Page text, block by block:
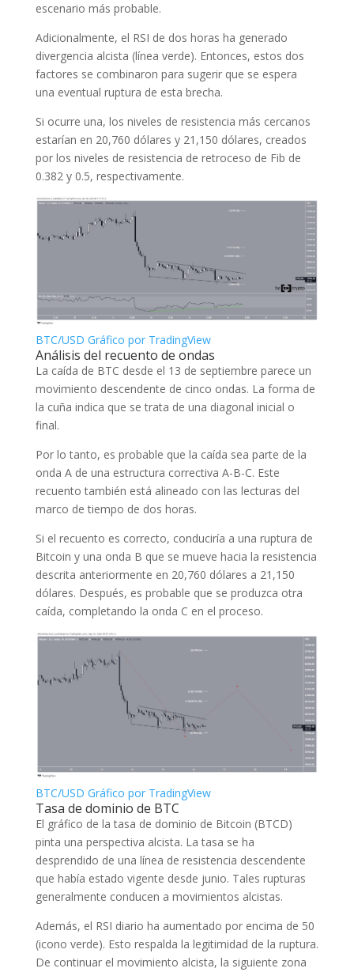
escenario más probable.
Adicionalmente, el RSI de dos horas ha generado
divergencia alcista (línea verde). Entonces, estos dos
factores se combinaron para sugerir que se espera
una eventual ruptura de esta brecha.
Si ocurre una, los niveles de resistencia más cercanos
estarían en 20,760 dólares y 21,150 dólares, creados
por los niveles de resistencia de retroceso de Fib de
0.382 y 0.5, respectivamente.
BTC/USD Gráfico por TradingView
Análisis del recuento de ondas
La caída de BTC desde el 13 de septiembre parece un
movimiento descendente de cinco ondas. La forma de
la cuña indica que se trata de una diagonal inicial o
final.
Por lo tanto, es probable que la caída sea parte de la
onda A de una estructura correctiva A-B-C. Este
recuento también está alineado con las lecturas del
marco de tiempo de dos horas.
Si el recuento es correcto, conduciría a una ruptura de
Bitcoin y una onda B que se mueve hacia la resistencia
descrita anteriormente en 20,760 dólares a 21,150
dólares. Después, es probable que se produzca otra
caída, completando la onda C en el proceso.
BTC/USD Gráfico por TradingView
Tasa de dominio de BTC
El gráfico de la tasa de dominio de Bitcoin (BTCD)
pinta una perspectiva alcista. La tasa se ha
desprendido de una línea de resistencia descendente
que había estado vigente desde junio. Tales rupturas
generalmente conducen a movimientos alcistas.
Además, el RSI diario ha aumentado por encima de 50
(icono verde). Esto respalda la legitimidad de la ruptura.
De continuar el movimiento alcista, la siguiente zona